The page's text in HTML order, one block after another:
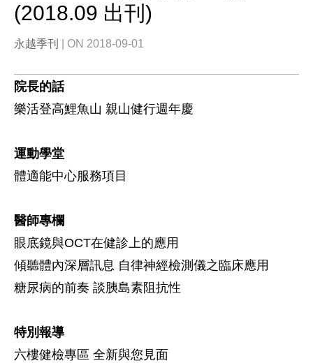
(2018.09 出刊)
永越季刊 | ON 2018-09-01
院長的話
樂活登高鯉魚山 親山健行週年慶
運動學堂
體適能中心服務項目
醫師專欄
眼底鏡與OCT在健診上的應用
傾聽體內深層訊息 自律神經檢測儀之臨床應用
糖尿病的前奏 談胰島素阻抗性
特別報導
六樓健檢專區 全新與您見面